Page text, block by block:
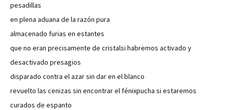
pesadillas
en plena aduana de la razón pura
almacenado furias en estantes
que no eran precisamente de cristalsi habremos activado y
desactivado presagios
disparado contra el azar sin dar en el blanco
revuelto las cenizas sin encontrar el fénixpucha si estaremos
curados de espanto